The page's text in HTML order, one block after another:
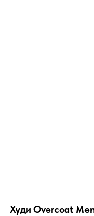
Худи Overcoat